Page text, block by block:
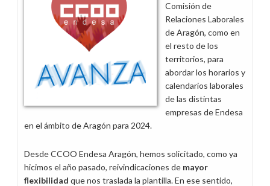
Comisión de
Relaciones Laborales
de Aragón, como en
el resto de los
territorios, para
abordar los horarios y
calendarios laborales
de las distintas
empresas de Endesa
en el ámbito de Aragón para 2024.
Desde CCOO Endesa Aragón, hemos solicitado, como ya
hicimos el año pasado, reivindicaciones de mayor
flexibilidad que nos traslada la plantilla. En ese sentido,